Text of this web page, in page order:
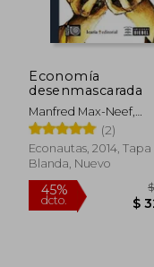
Economía
desenmascarada
Manfred Max-Neef,
Antonio Elizalde, Martín
Hopenhayn
(2)
Econautas, 2014, Tapa
Blanda, Nuevo